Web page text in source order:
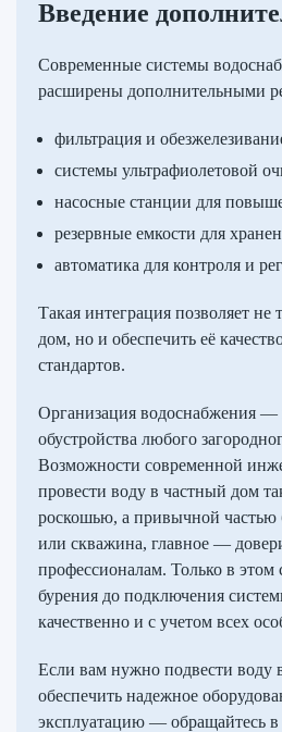
Введение
Современные системы
расширены дополнительными
фильтрация и
системы ультрафиолетовой
насосные станции для
резервные емкости для
автоматика для контроля и
Такая интеграция позволяет не
дом, но и обеспечить её
стандартов.
Организация водоснабжения
обустройства любого
Возможности современной
провести воду в частный дом
роскошью, а привычной частью
или скважина, главное —
профессионалам. Только в
бурения до подключения
качественно и с учетом всех
Если вам нужно подвести воду
обеспечить надежное
эксплуатацию — обращайтесь